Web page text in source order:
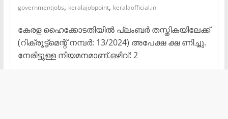
governmentjobs, keralajobpoint, keralaofficial.in
കേരള ഹൈക്കോടതിയിൽ പ്ലംബർ തസ്തികയിലേക്ക്
(റിക്രൂട്ട്മെന്റ് നമ്പർ: 13/2024) അപേക്ഷ ക്ഷ ണിച്ചു.
നേരിട്ടുള്ള നിയമനമാണ്.ഒഴിവ്: 2